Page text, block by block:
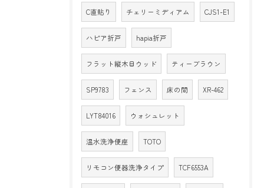
C直貼り チェリーミディアム CJS1-E1
ハピア折戸 hapia折戸
フラット縦木目ウッド ティーブラウン
SP9783 フェンス 床の間 XR-462
LYT84016 ウォシュレット
温水洗浄便座 TOTO
リモコン便器洗浄タイプ TCF6553A